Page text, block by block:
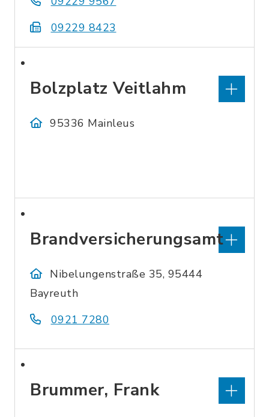
09229 8423
Bolzplatz Veitlahm
95336 Mainleus
Brandversicherungsamt
Nibelungenstraße 35, 95444
Bayreuth
0921 7280
Brummer, Frank